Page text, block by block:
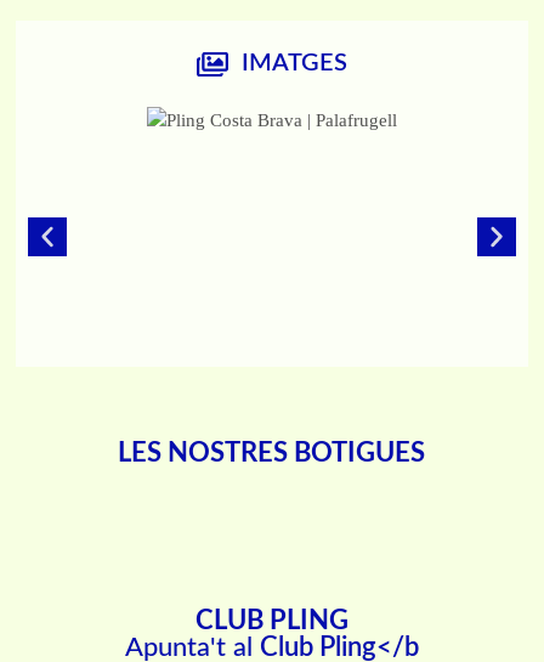
IMATGES
LES NOSTRES BOTIGUES
CLUB PLING
Apunta't al Club Pling</b